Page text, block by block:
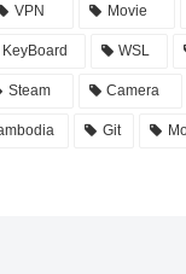
VPN Movie
KeyBoard WSL
Steam Camera
Git